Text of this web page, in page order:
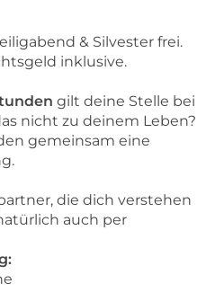
& Silvester frei.
inklusive.
gilt deine Stelle bei
nicht zu deinem Leben?
gemeinsam eine
die dich verstehen
auch per